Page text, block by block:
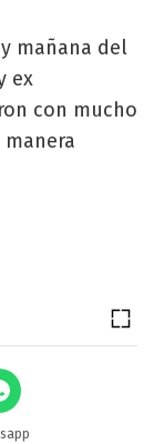
mañana del
ex
con mucho